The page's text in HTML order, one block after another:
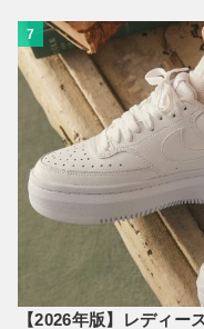
7
【2026年版】レディー